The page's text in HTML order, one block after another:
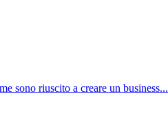
sono riuscito a creare un business...